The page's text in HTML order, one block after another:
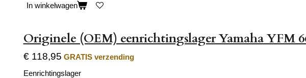
In winkelwagen
Originele (OEM) eenrichtingslager Yamaha YFM
€ 118,95 GRATIS verzending
Eenrichtingslager